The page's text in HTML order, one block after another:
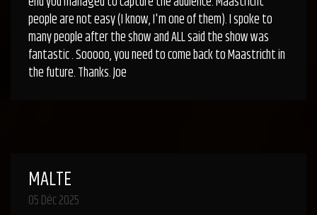
people are not easy (I know, I'm one of them). I spoke to
many people after the show and ALL said the show was
fantastic . Sooooo, you need to come back to Maastricht in
the future. Thanks. Joe
MALTE
05 Déc 2025